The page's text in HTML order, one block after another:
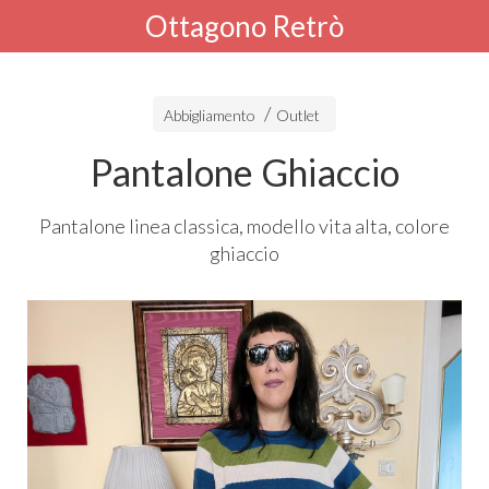
Ottagono Retrò
Abbigliamento Outlet
Pantalone Ghiaccio
Pantalone linea classica, modello vita alta, colore
ghiaccio